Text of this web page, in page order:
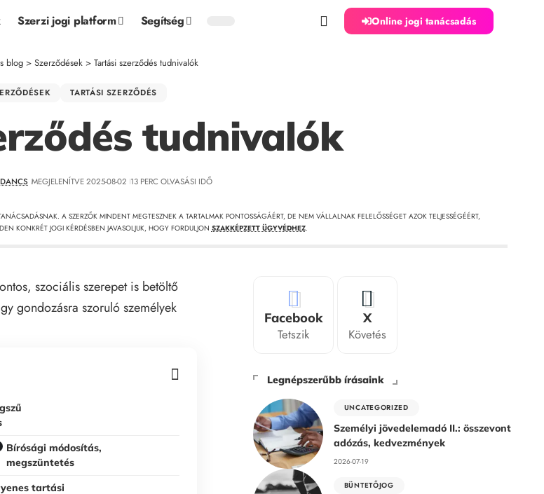
Szerzi jogi platform Segítség Online jogi tanácsadás
blog > Szerződések > Tartási szerződés tudnivalók
TARTÁSI SZERZŐDÉS
tudnivalók
MEGJELENÍTVE 2025-08-02 13 PERC OLVASÁSI IDŐ
A SZERZŐK MINDENT MEGTESZNEK A TARTALMAK PONTOSSÁGÁÉRT, DE NEM VÁLLALNAK FELELŐSSÉGET AZOK TELJESSÉGÉÉRT,
KONKRÉT JOGI KÉRDÉSBEN JAVASOLJUK, HOGY FORDULJON SZAKKÉPZETT ÜGYVÉDHEZ.
szociális szerepet is betöltő
gondozásra szoruló személyek
Bírósági módosítás,
megszüntetés
tartási
Facebook
Tetszik
X
Követés
Legnépszerűbb írásaink
UNCATEGORIZED
Személyi jövedelemadó II.: összevont
adózás, kedvezmények
2026-07-19
BÜNTETŐJOG